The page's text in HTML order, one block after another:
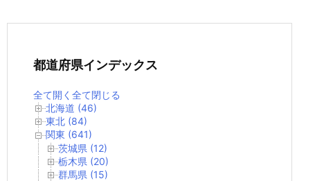
都道府県インデックス
全て開く 全て閉じる
北海道 (46)
東北 (84)
関東 (641)
茨城県 (12)
栃木県 (20)
群馬県 (15)